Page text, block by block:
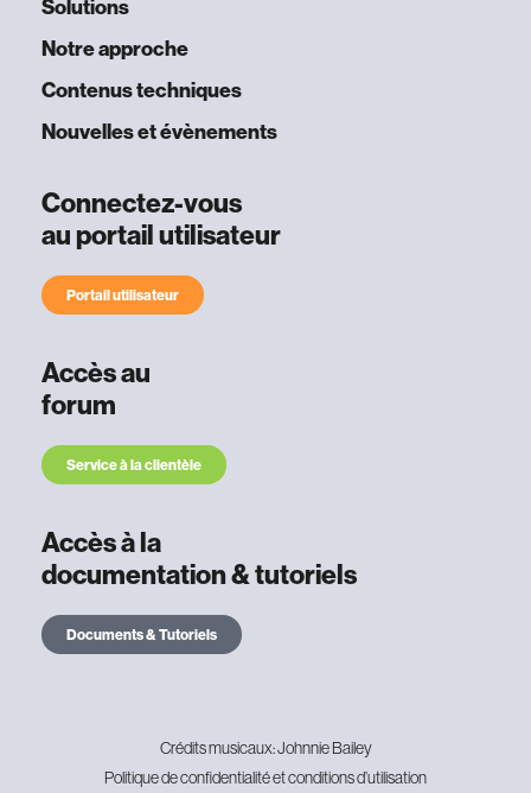
Solutions
Notre approche
Contenus techniques
Nouvelles et évènements
Connectez-vous
au portail utilisateur
Portail utilisateur
Accès au
forum
Service à la clientèle
Accès à la
documentation & tutoriels
Documents & Tutoriels
Crédits musicaux: Johnnie Bailey
Politique de confidentialité et conditions d’utilisation